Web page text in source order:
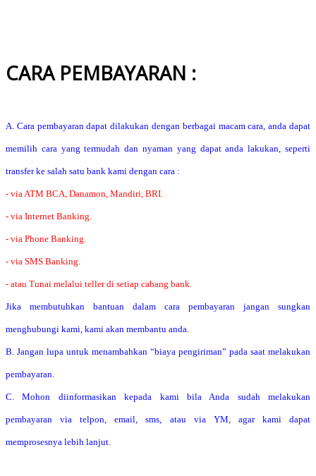
CARA PEMBAYARAN :
A. Cara pembayaran dapat dilakukan dengan berbagai macam cara, anda dapat
memilih cara yang termudah dan nyaman yang dapat anda lakukan, seperti
transfer ke salah satu bank kami dengan cara :
- via ATM BCA, Danamon, Mandiri, BRI.
- via Internet Banking.
- via Phone Banking.
- via SMS Banking.
- atau Tunai melalui teller di setiap cabang bank.
Jika membutuhkan bantuan dalam cara pembayaran jangan sungkan
menghubungi kami, kami akan membantu anda.
B. Jangan lupa untuk menambahkan “biaya pengiriman” pada saat melakukan
pembayaran.
C. Mohon diinformasikan kepada kami bila Anda sudah melakukan
pembayaran via telpon, email, sms, atau via YM, agar kami dapat
memprosesnya lebih lanjut.